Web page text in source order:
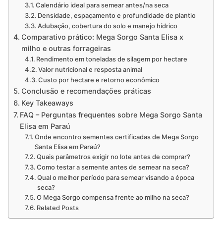
Calendário ideal para semear antes/na seca
Densidade, espaçamento e profundidade de plantio
Adubação, cobertura do solo e manejo hídrico
Comparativo prático: Mega Sorgo Santa Elisa x
milho e outras forrageiras
Rendimento em toneladas de silagem por hectare
Valor nutricional e resposta animal
Custo por hectare e retorno econômico
Conclusão e recomendações práticas
Key Takeaways
FAQ – Perguntas frequentes sobre Mega Sorgo Santa
Elisa em Paraú
Onde encontro sementes certificadas de Mega Sorgo
Santa Elisa em Paraú?
Quais parâmetros exigir no lote antes de comprar?
Como testar a semente antes de semear na seca?
Qual o melhor período para semear visando a época
seca?
O Mega Sorgo compensa frente ao milho na seca?
Related Posts